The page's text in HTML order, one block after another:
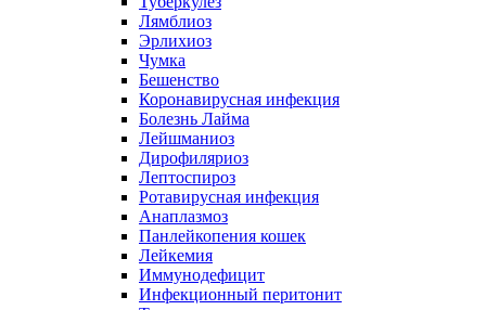
Лямблиоз
Эрлихиоз
Чумка
Бешенство
Коронавирусная инфекция
Болезнь Лайма
Лейшманиоз
Дирофиляриоз
Лептоспироз
Ротавирусная инфекция
Анаплазмоз
Панлейкопения кошек
Лейкемия
Иммунодефицит
Инфекционный перитонит